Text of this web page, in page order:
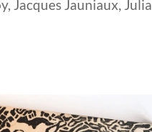
Jacques Jauniaux, Julia